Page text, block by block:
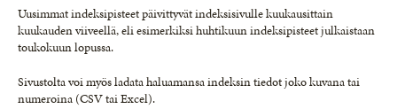
Uusimmat indeksipisteet päivittyvät indeksisivulle kuukausittain
kuukauden viiveellä, eli esimerkiksi huhtikuun indeksipisteet julkaistaan
toukokuun lopussa.
Sivustolta voi myös ladata haluamansa indeksin tiedot joko kuvana tai
numeroina (CSV tai Excel).